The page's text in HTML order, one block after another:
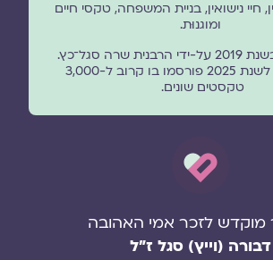
חיי נישואין, בניית המשפחה, טקסי חיים
ומוגנוּת.
המגזין נוסד בשנת 2019 על-ידי הרבנית שרה סגל־כץ.
עם הכניסה לשנת 2025 פורסמו בו קרוב ל-3,000
טקסטים שונים.
לזכר אמי האהובה
דבורה (וייץ) סגל ז"ל